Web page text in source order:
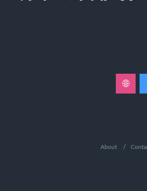
About